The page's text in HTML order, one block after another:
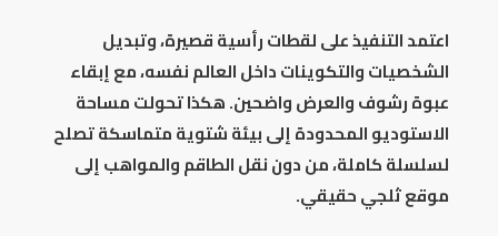
اعتمد التنفيذ على لقطات رأسية قصيرة، وتبديل
الشخصيات والتكوينات داخل العالم نفسه، مع إبقاء
عبوة رشوف والعرض واضحين. هكذا تحولت مساحة
الاستوديو المحدودة إلى بيئة شتوية متماسكة تصلح
لسلسلة كاملة، من دون نقل الطاقم والمواهب إلى
موقع ثلجي حقيقي.